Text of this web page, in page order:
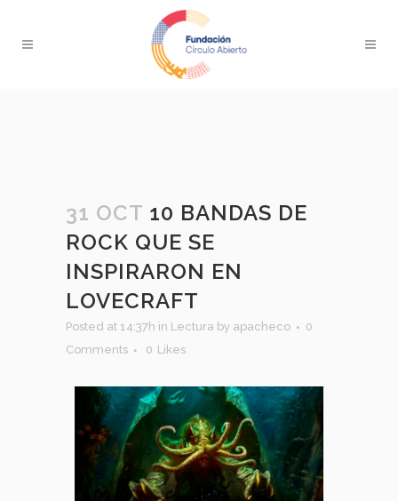
31 OCT 10 BANDAS DE
ROCK QUE SE
INSPIRARON EN
LOVECRAFT
Posted at 14:37h in Lectura by apacheco
0
Comments
0 Likes